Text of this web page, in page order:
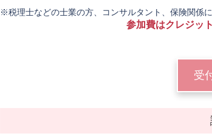
※税理士などの士業の方、コンサルタント、保険関係
参加費はクレジッ
受